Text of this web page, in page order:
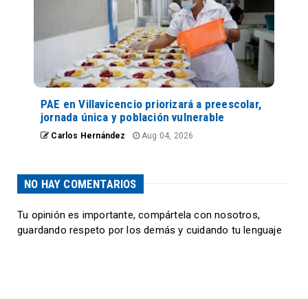
PAE en Villavicencio priorizará a preescolar,
jornada única y población vulnerable
Carlos Hernández Aug 04, 2026
NO HAY COMENTARIOS
Tu opinión es importante, compártela con nosotros,
guardando respeto por los demás y cuidando tu lenguaje